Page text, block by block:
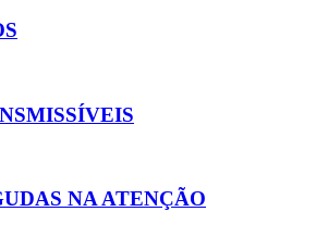
NA ATENÇÃO